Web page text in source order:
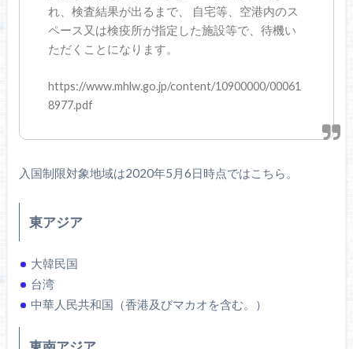
れ、検査結果が出るまで、 自宅等、空港内のス
ペース又は検疫所が指定した施設等で、待機い
ただくことになります。
https://www.mhlw.go.jp/content/10900000/00061
8977.pdf
入国制限対象地域は2020年5月6日時点ではこちら。
東アジア
大韓民国
台湾
中華人民共和国（香港及びマカオを含む。）